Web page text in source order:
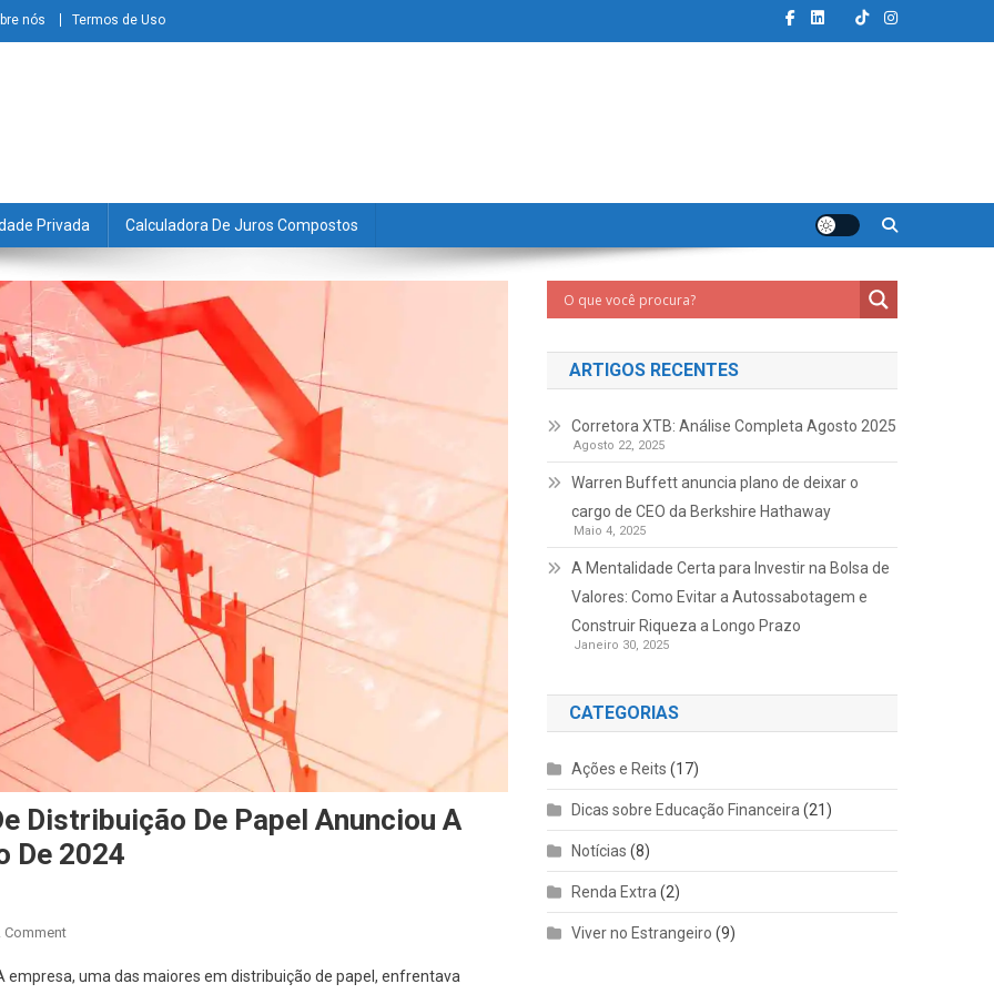
nós Termos de Uso
Privada Calculadora De Juros Compostos
Distribuição De Papel Anunciou A
De 2024
Comment
empresa, uma das maiores em distribuição de papel, enfrentava
ARTIGOS RECENTES
Corretora XTB: Análise Completa Agosto 2025
Agosto 22, 2025
Warren Buffett anuncia plano de deixar o
cargo de CEO da Berkshire Hathaway
Maio 4, 2025
A Mentalidade Certa para Investir na Bolsa de
Valores: Como Evitar a Autossabotagem e
Construir Riqueza a Longo Prazo
Janeiro 30, 2025
CATEGORIAS
Ações e Reits (17)
Dicas sobre Educação Financeira (21)
Notícias (8)
Renda Extra (2)
Viver no Estrangeiro (9)